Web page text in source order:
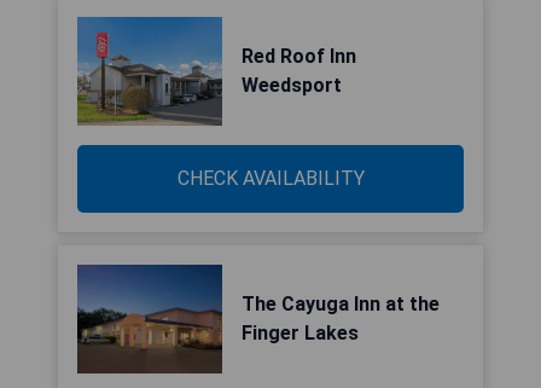
Red Roof Inn
Weedsport
CHECK AVAILABILITY
The Cayuga Inn at the
Finger Lakes